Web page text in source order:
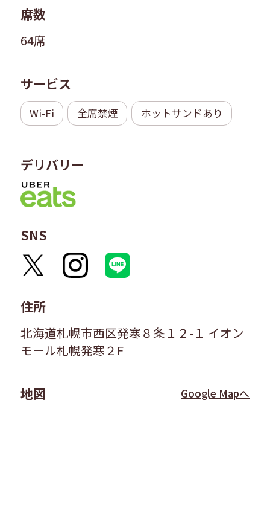
席数
64席
サービス
Wi-Fi 全席禁煙 ホットサンドあり
デリバリー
SNS
住所
北海道札幌市西区発寒８条１２-１ イオン
モール札幌発寒２F
地図 Google Mapへ